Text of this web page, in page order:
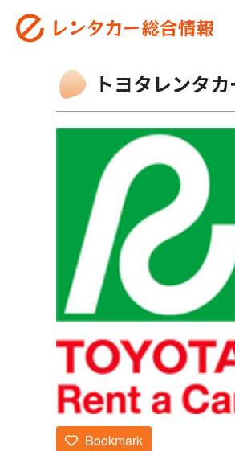
トヨタレンタ
Bookmark